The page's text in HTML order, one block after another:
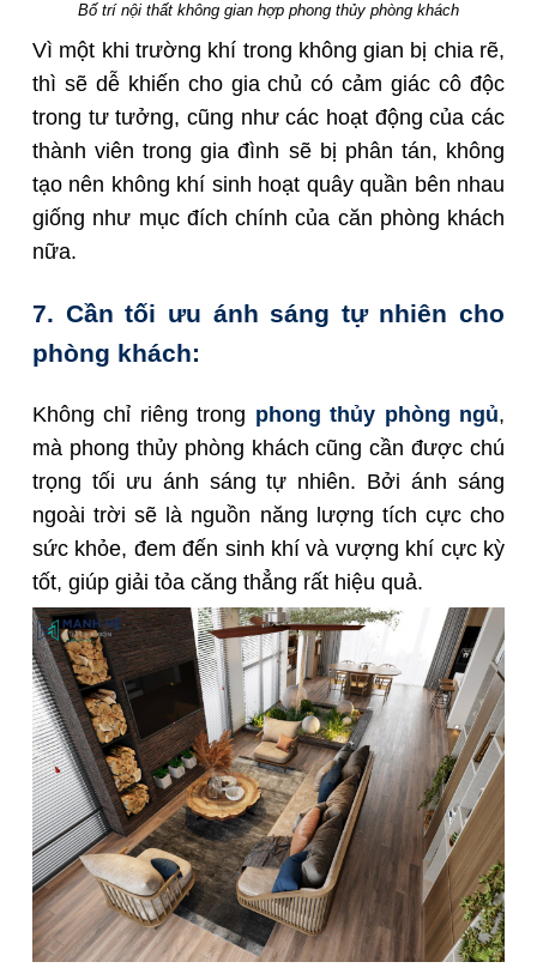
Bố trí nội thất không gian hợp phong thủy phòng khách
Vì một khi trường khí trong không gian bị chia rẽ,
thì sẽ dễ khiến cho gia chủ có cảm giác cô độc
trong tư tưởng, cũng như các hoạt động của các
thành viên trong gia đình sẽ bị phân tán, không
tạo nên không khí sinh hoạt quây quần bên nhau
giống như mục đích chính của căn phòng khách
nữa.
7. Cần tối ưu ánh sáng tự nhiên cho
phòng khách:
Không chỉ riêng trong phong thủy phòng ngủ,
mà phong thủy phòng khách cũng cần được chú
trọng tối ưu ánh sáng tự nhiên. Bởi ánh sáng
ngoài trời sẽ là nguồn năng lượng tích cực cho
sức khỏe, đem đến sinh khí và vượng khí cực kỳ
tốt, giúp giải tỏa căng thẳng rất hiệu quả.